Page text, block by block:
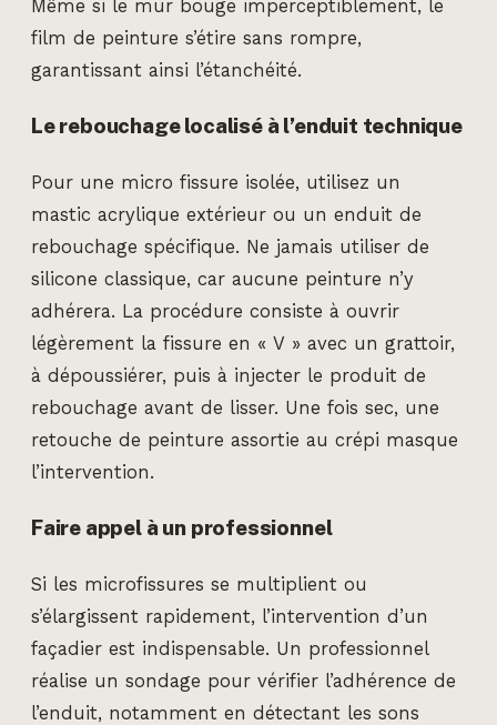
Même si le mur bouge imperceptiblement, le
film de peinture s’étire sans rompre,
garantissant ainsi l’étanchéité.
Le rebouchage localisé à l’enduit technique
Pour une micro fissure isolée, utilisez un
mastic acrylique extérieur ou un enduit de
rebouchage spécifique. Ne jamais utiliser de
silicone classique, car aucune peinture n’y
adhérera. La procédure consiste à ouvrir
légèrement la fissure en « V » avec un grattoir,
à dépoussiérer, puis à injecter le produit de
rebouchage avant de lisser. Une fois sec, une
retouche de peinture assortie au crépi masque
l’intervention.
Faire appel à un professionnel
Si les microfissures se multiplient ou
s’élargissent rapidement, l’intervention d’un
façadier est indispensable. Un professionnel
réalise un sondage pour vérifier l’adhérence de
l’enduit, notamment en détectant les sons